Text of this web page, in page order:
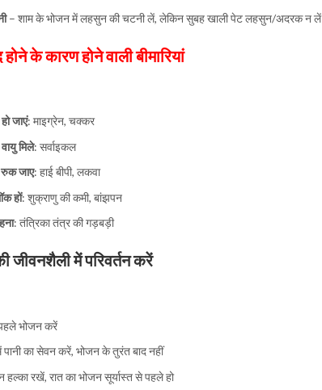
– शाम के भोजन में लहसुन की चटनी लें, लेकिन सुबह खाली पेट लहसुन/अदरक न
के कारण होने वाली बीमारियां
जाएं: माइग्रेन, चक्कर
मिले: सर्वाइकल
रुक जाए: हाई बीपी, लकवा
हों: शुक्राणु की कमी, बांझपन
: तंत्रिका तंत्र की गड़बड़ी
जीवनशैली में परिवर्तन करें
भोजन करें
का सेवन करें, भोजन के तुरंत बाद नहीं
हल्का रखें, रात का भोजन सूर्यास्त से पहले हो